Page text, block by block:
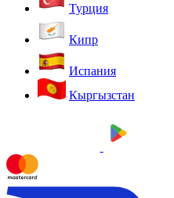
Турция
Кипр
Испания
Кыргызстан